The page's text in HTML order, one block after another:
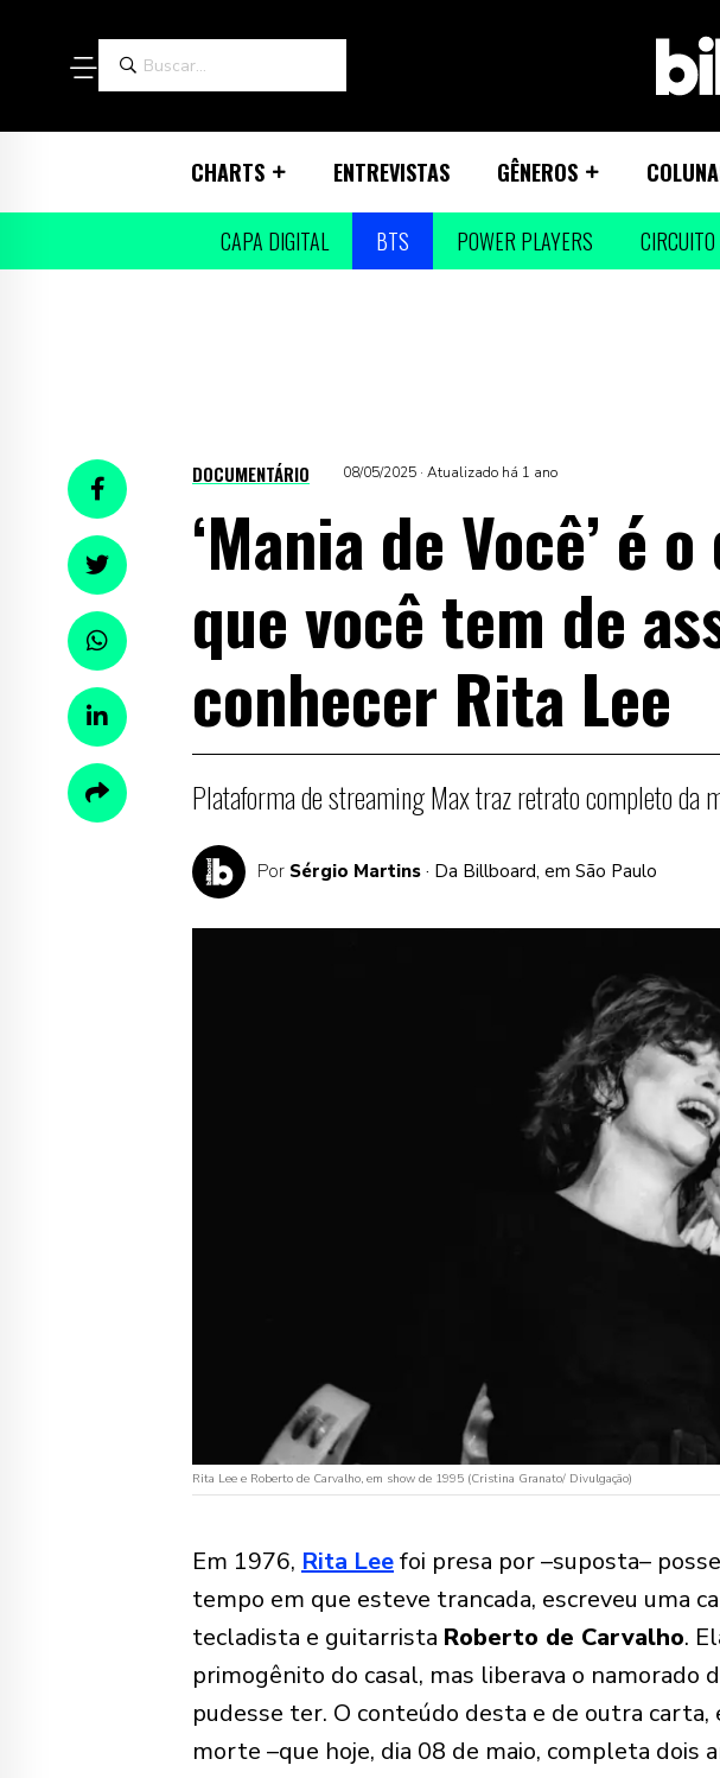
CHARTS ENTREVISTAS GÊNEROS
CAPA DIGITAL BTS POWER PLAYERS
DOCUMENTÁRIO 08/05/2025 · Atualizado há 1 ano
‘Mania de Você’ é
que você tem de
conhecer Rita Lee
Plataforma de streaming Max traz retrato completo da
Por Sérgio Martins · Da Billboard, em São Paulo
Rita Lee e Roberto de Carvalho, em show de 1995 (Cristina Granato/ Divulgação)
Em 1976, Rita Leefoi presa por –suposta–
tempo em que esteve trancada, escreveu uma
tecladista e guitarrista Roberto de Carvalho.
primogênito do casal, mas liberava o namorado
pudesse ter. O conteúdo desta e de outra carta,
morte –que hoje, dia 08 de maio, completa dois